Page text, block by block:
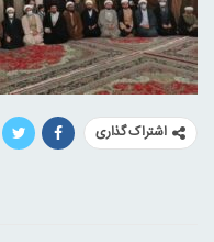
اشتراک گذاری